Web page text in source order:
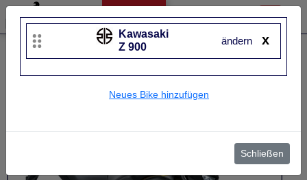
Liste bearbeiten
Kawasaki
Baujahr
von 2020 bis 2026~
x
Kawasaki
Z 900
ändern
Neues Bike hinzufügen
Schließen